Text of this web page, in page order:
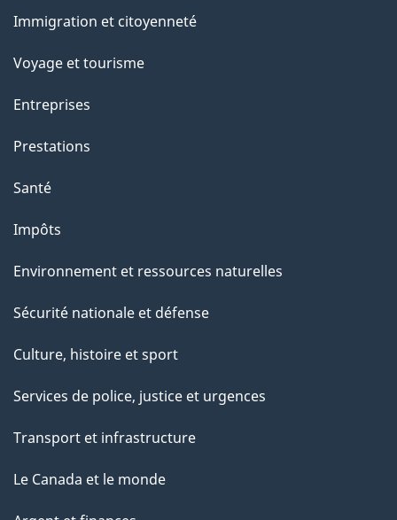
sujets
Immigration et citoyenneté
Voyage et tourisme
Entreprises
Prestations
Santé
Impôts
Environnement et ressources naturelles
Sécurité nationale et défense
Culture, histoire et sport
Services de police, justice et urgences
Transport et infrastructure
Le Canada et le monde